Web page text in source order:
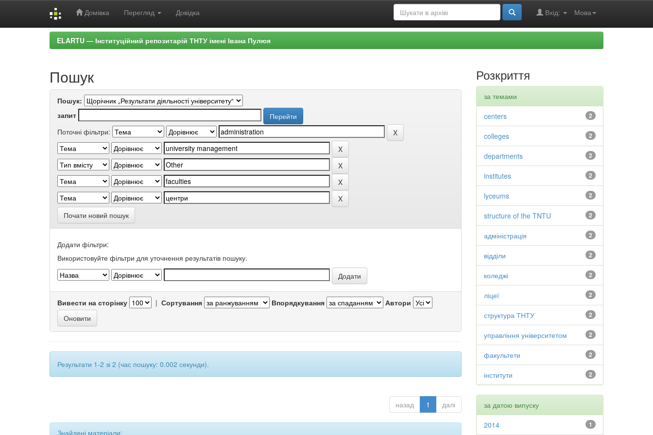
Домівка Перегляд Довідка Мова
Вхід:
ELARTU — Інституційний репозитарій ТНТУ імені Івана Пулюя
Пошук
Пошук:
запит
Поточні фільтри:
Почати новий пошук
Додати фільтри:
Використовуйте фільтри для уточнення результатів пошуку.
Вивести на сторінку | Сортування Впорядкування Автори
Результати 1-2 зі 2 (час пошуку: 0.002 секунди).
назад 1 далі
Знайдені матеріали:
Розкриття
за темами
2
centers
2
colleges
2
departments
2
institutes
2
lyceums
2
structure of the TNTU
2
адміністрація
2
відділи
2
коледжі
2
ліцеї
2
структура ТНТУ
2
управління університетом
2
факультети
2
інститути
за датою випуску
1
2014